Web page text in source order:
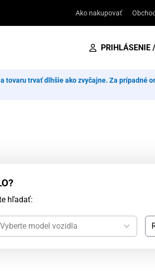
Ako nakupovať
PRIHLÁSENIE
trvať dlhšie ako zvyčajne. Za prípadné
hľadať: